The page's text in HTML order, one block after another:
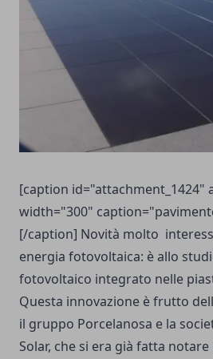
[caption id="attachment_1424"
width="300"
[/caption] Novità molto
energia fotovoltaica: è allo
fotovoltaico integrato nelle
Questa innovazione è frutto
il gruppo Porcelanosa e la
Solar, che si era già fatta